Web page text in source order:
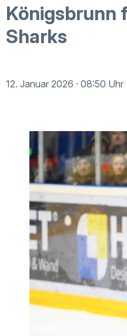
Königsbrunn
Sharks
12. Januar 2026 · 08:50 Uhr